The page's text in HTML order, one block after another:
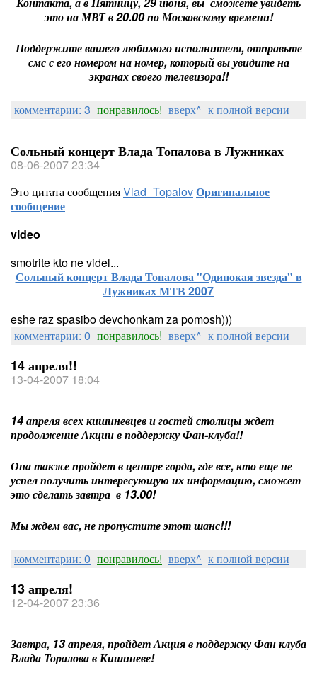
это на МВТ в 20.00 по Московскому времени!
Поддержите вашего любимого исполнителя, отправьте
смс с его номером на номер, который вы увидите на
экранах своего телевизора!!
комментарии: 3 понравилось! вверх^ к полной версии
Сольный концерт Влада Топалова в Лужниках
08-06-2007 23:34
Это цитата сообщенияVlad_TopalovОригинальное
сообщение
video
smotrite kto ne videl...
Сольный концерт Влада Топалова "Одинокая звезда" в
Лужниках МТВ 2007
eshe raz spasibo devchonkam za pomosh)))
комментарии: 0 понравилось! вверх^ к полной версии
14 апреля!!
13-04-2007 18:04
14 апреля всех кишиневцев и гостей столицы ждет
продолжение Акции в поддержку Фан-клуба!!
Она также пройдет в центре горда, где все, кто еще не
успел получить интересующую их информацию, сможет
это сделать завтра в 13.00!
Мы ждем вас, не пропустите этот шанс!!!
комментарии: 0 понравилось! вверх^ к полной версии
13 апреля!
12-04-2007 23:36
Завтра, 13 апреля, пройдет Акция в поддержку Фан клуба
Влада Торалова в Кишиневе!